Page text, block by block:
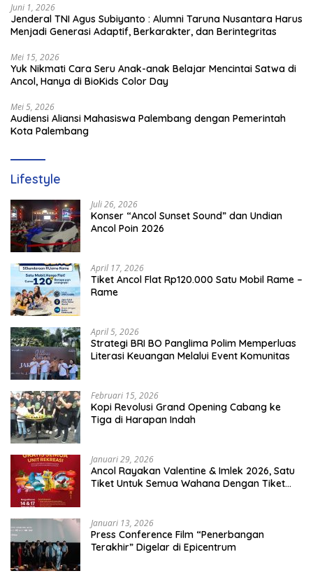
Juni 1, 2026
Jenderal TNI Agus Subiyanto : Alumni Taruna Nusantara Harus
Menjadi Generasi Adaptif, Berkarakter, dan Berintegritas
Mei 15, 2026
Yuk Nikmati Cara Seru Anak-anak Belajar Mencintai Satwa di
Ancol, Hanya di BioKids Color Day
Mei 5, 2026
Audiensi Aliansi Mahasiswa Palembang dengan Pemerintah
Kota Palembang
Lifestyle
Juli 26, 2026
Konser “Ancol Sunset Sound” dan Undian
Ancol Poin 2026
April 17, 2026
Tiket Ancol Flat Rp120.000 Satu Mobil Rame –
Rame
April 5, 2026
​Strategi BRI BO Panglima Polim Memperluas
Literasi Keuangan Melalui Event Komunitas
Februari 15, 2026
Kopi Revolusi Grand Opening Cabang ke
Tiga di Harapan Indah
Januari 29, 2026
Ancol Rayakan Valentine & Imlek 2026, Satu
Tiket Untuk Semua Wahana Dengan Tiket
Januari 13, 2026
Press Conference Film “Penerbangan
Terakhir” Digelar di Epicentrum